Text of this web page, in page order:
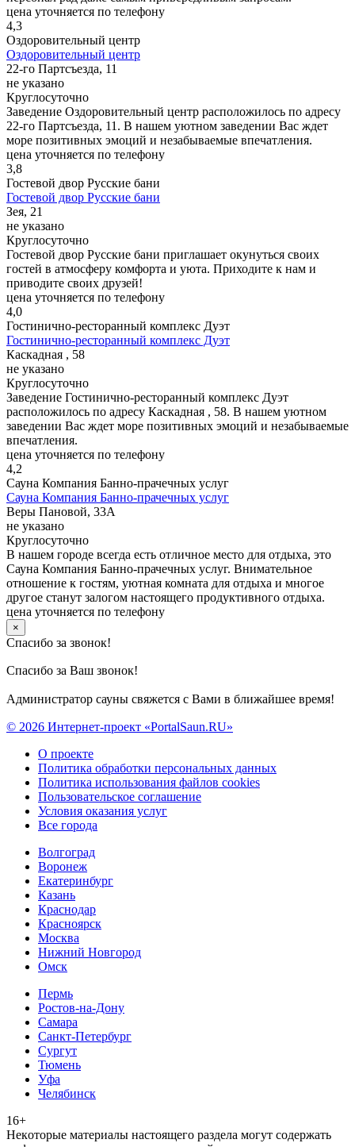
цена уточняется по телефону
4,3
Оздоровительный центр
Оздоровительный центр
22-го Партсъезда, 11
не указано
Круглосуточно
Заведение Оздоровительный центр расположилось по адресу
22-го Партсъезда, 11. В нашем уютном заведении Вас ждет
море позитивных эмоций и незабываемые впечатления.
цена уточняется по телефону
3,8
Гостевой двор Русские бани
Гостевой двор Русские бани
Зея, 21
не указано
Круглосуточно
Гостевой двор Русские бани приглашает окунуться своих
гостей в атмосферу комфорта и уюта. Приходите к нам и
приводите своих друзей!
цена уточняется по телефону
4,0
Гостинично-ресторанный комплекс Дуэт
Гостинично-ресторанный комплекс Дуэт
Каскадная , 58
не указано
Круглосуточно
Заведение Гостинично-ресторанный комплекс Дуэт
расположилось по адресу Каскадная , 58. В нашем уютном
заведении Вас ждет море позитивных эмоций и незабываемые
впечатления.
цена уточняется по телефону
4,2
Сауна Компания Банно-прачечных услуг
Сауна Компания Банно-прачечных услуг
Веры Пановой, 33А
не указано
Круглосуточно
В нашем городе всегда есть отличное место для отдыха, это
Сауна Компания Банно-прачечных услуг. Внимательное
отношение к гостям, уютная комната для отдыха и многое
другое станут залогом настоящего продуктивного отдыха.
цена уточняется по телефону
×
Спасибо за звонок!
Спасибо за Ваш звонок!
Администратор сауны свяжется с Вами в ближайшее время!
© 2026 Интернет-проект «PortalSaun.RU»
О проекте
Политика обработки персональных данных
Политика использования файлов cookies
Пользовательское соглашение
Условия оказания услуг
Все города
Волгоград
Воронеж
Екатеринбург
Казань
Краснодар
Красноярск
Москва
Нижний Новгород
Омск
Пермь
Ростов-на-Дону
Самара
Санкт-Петербург
Сургут
Тюмень
Уфа
Челябинск
16+
Heкoтopыe мaтepиaлы нacтoящего paздeла мoгут coдержать